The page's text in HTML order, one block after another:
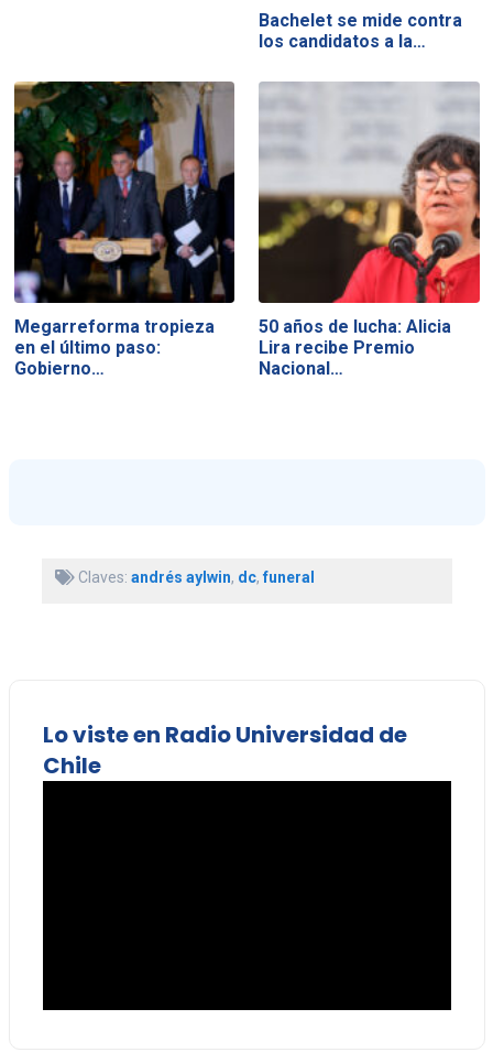
Bachelet se mide contra
los candidatos a la…
Megarreforma tropieza
en el último paso:
Gobierno…
50 años de lucha: Alicia
Lira recibe Premio
Nacional…
Claves: andrés aylwin, dc,funeral
Lo viste en Radio Universidad de
Chile